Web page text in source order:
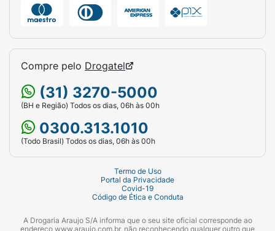
Compre pelo Drogatel
(31) 3270-5000
(BH e Região) Todos os dias, 06h às 00h
0300.313.1010
(Todo Brasil) Todos os dias, 06h às 00h
Termo de Uso
Portal da Privacidade
Covid-19
Código de Ética e Conduta
A Drogaria Araujo S/A informa que o seu site oficial corresponde ao
endereço www.araujo.com.br, não reconhecendo qualquer outro que